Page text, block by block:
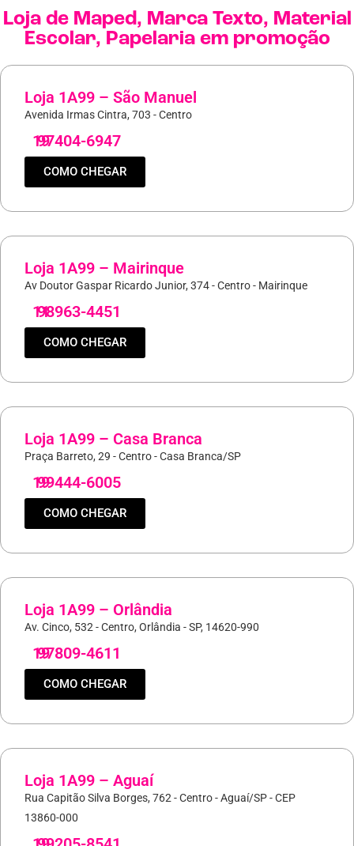
Loja de Maped, Marca Texto, Material
Escolar, Papelariaem promoção
Loja 1A99 – São Manuel
Avenida Irmas Cintra, 703 - Centro
19
97404-6947
COMO CHEGAR
Loja 1A99 – Mairinque
Av Doutor Gaspar Ricardo Junior, 374 - Centro - Mairinque
11
98963-4451
COMO CHEGAR
Loja 1A99 – Casa Branca
Praça Barreto, 29 - Centro - Casa Branca/SP
19
99444-6005
COMO CHEGAR
Loja 1A99 – Orlândia
Av. Cinco, 532 - Centro, Orlândia - SP, 14620-990
19
97809-4611
COMO CHEGAR
Loja 1A99 – Aguaí
Rua Capitão Silva Borges, 762 - Centro - Aguaí/SP - CEP
13860-000